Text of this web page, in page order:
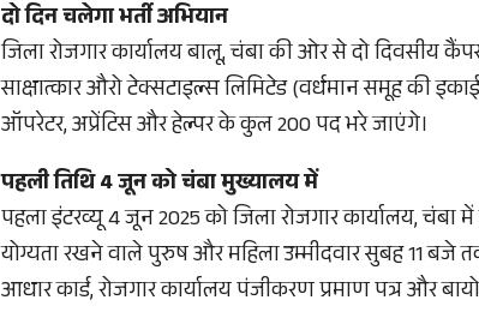
दो दिन चलेगा भर्ती अभियान
जिला रोजगार कार्यालय बालू, चंबा की ओर से दो दिवसीय
साक्षात्कार औरो टेक्सटाइल्स लिमिटेड (वर्धमान समूह की
ऑपरेटर, अप्रेंटिस और हेल्पर के कुल 200 पद भरे जाएंगे।
पहली तिथि 4 जून को चंबा मुख्यालय में
पहला इंटरव्यू 4 जून 2025 को जिला रोजगार कार्यालय, चंबा
योग्यता रखने वाले पुरुष और महिला उम्मीदवार सुबह 11 बजे
आधार कार्ड, रोजगार कार्यालय पंजीकरण प्रमाण पत्र और